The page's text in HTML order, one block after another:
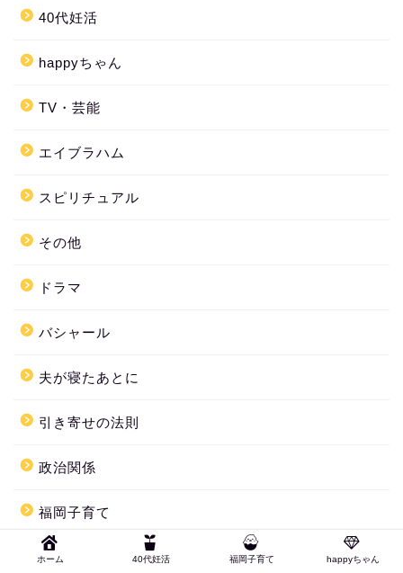
40代妊活
happyちゃん
TV・芸能
エイブラハム
スピリチュアル
その他
ドラマ
バシャール
夫が寝たあとに
引き寄せの法則
政治関係
福岡子育て
高嶋ちさ子
ホーム 40代妊活 福岡子育て happyちゃん